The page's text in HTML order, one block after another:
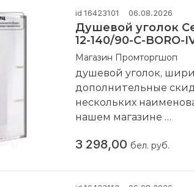
id 16423101 06.08.2026
Душевой уголок
12-140/90-C-BORO-
Магазин Промторгшоп
душевой уголок,
дополнительные
нескольких
нашем магазине
3 298,00 бел. руб.